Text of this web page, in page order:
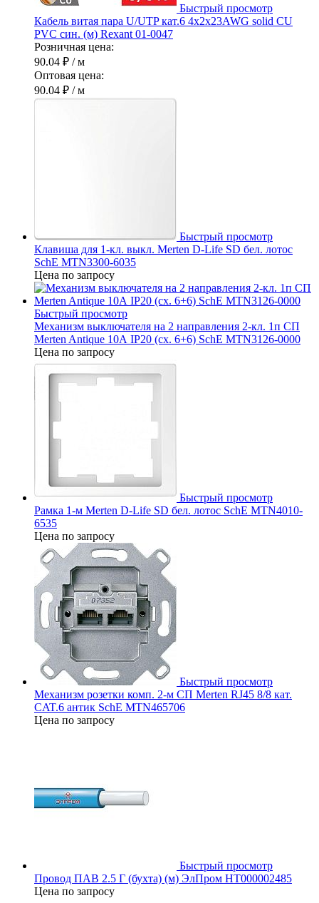
Быстрый просмотр
Кабель витая пара U/UTP кат.6 4х2х23AWG solid CU
PVC син. (м) Rexant 01-0047
Розничная цена:
90.04 ₽ / м
Оптовая цена:
90.04 ₽ / м
Быстрый просмотр
Клавиша для 1-кл. выкл. Merten D-Life SD бел. лотос
SchE MTN3300-6035
Цена по запросу
Быстрый просмотр
Механизм выключателя на 2 направления 2-кл. 1п СП
Merten Antique 10А IP20 (сх. 6+6) SchE MTN3126-0000
Цена по запросу
Быстрый просмотр
Рамка 1-м Merten D-Life SD бел. лотос SchE MTN4010-
6535
Цена по запросу
Быстрый просмотр
Механизм розетки комп. 2-м СП Merten RJ45 8/8 кат.
CAT.6 антик SchE MTN465706
Цена по запросу
Быстрый просмотр
Провод ПАВ 2.5 Г (бухта) (м) ЭлПром НТ000002485
Цена по запросу